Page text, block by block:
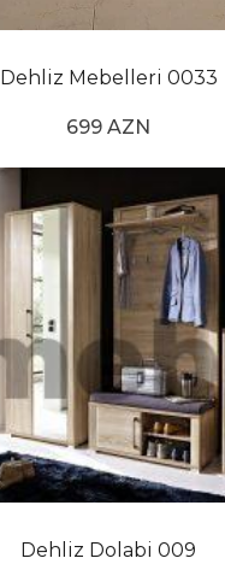
Dehliz Mebelleri 0033
699 AZN
Dehliz Dolabi 009